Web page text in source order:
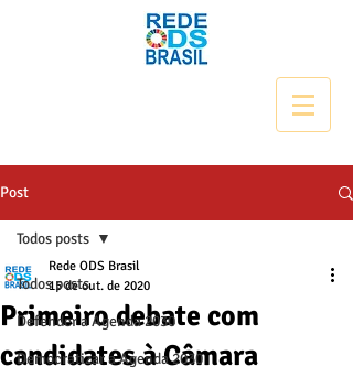
Post
Todos posts
Defender a Agenda 2030
Democratizar a Agenda 2030
Todos posts
Primeiro debate com
candidates à Câmara
Rede ODS Brasil
15 de out. de 2020